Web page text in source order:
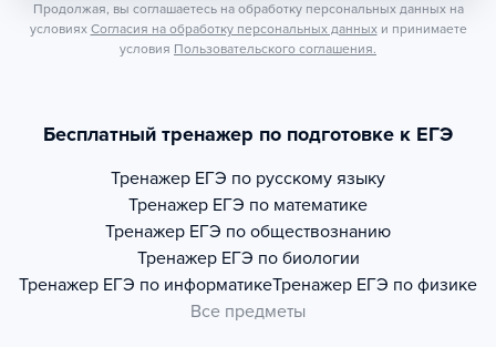
Продолжая, вы соглашаетесь на обработку персональных данных на
условиях Согласия на обработку персональных данных и принимаете
условия Пользовательского соглашения.
Бесплатный тренажер по подготовке к ЕГЭ
Тренажер ЕГЭ по русскому языку
Тренажер ЕГЭ по математике
Тренажер ЕГЭ по обществознанию
Тренажер ЕГЭ по биологии
Тренажер ЕГЭ по информатикеТренажер ЕГЭ по физике
Все предметы